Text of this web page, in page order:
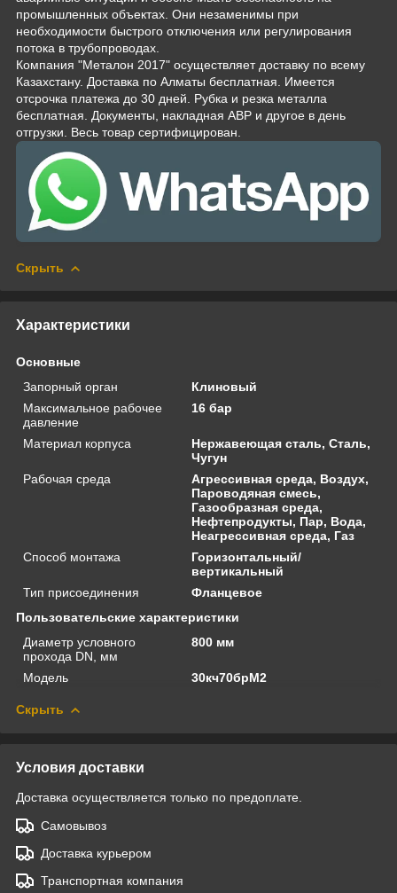
промышленных объектах. Они незаменимы при
необходимости быстрого отключения или регулирования
потока в трубопроводах.
Компания "Металон 2017" осуществляет доставку по всему
Казахстану. Доставка по Алматы бесплатная. Имеется
отсрочка платежа до 30 дней. Рубка и резка металла
бесплатная. Документы, накладная АВР и другое в день
отгрузки. Весь товар сертифицирован.
Скрыть
Характеристики
Основные
Запорный орган
Клиновый
Максимальное рабочее
давление
16 бар
Материал корпуса
Нержавеющая сталь, Сталь,
Чугун
Рабочая среда
Агрессивная среда, Воздух,
Пароводяная смесь,
Газообразная среда,
Нефтепродукты, Пар, Вода,
Неагрессивная среда, Газ
Способ монтажа
Горизонтальный/
вертикальный
Тип присоединения
Фланцевое
Пользовательские характеристики
Диаметр условного
прохода DN, мм
800 мм
Модель 30кч70брМ2
Скрыть
Условия доставки
Доставка осуществляется только по предоплате.
Самовывоз
Доставка курьером
Транспортная компания